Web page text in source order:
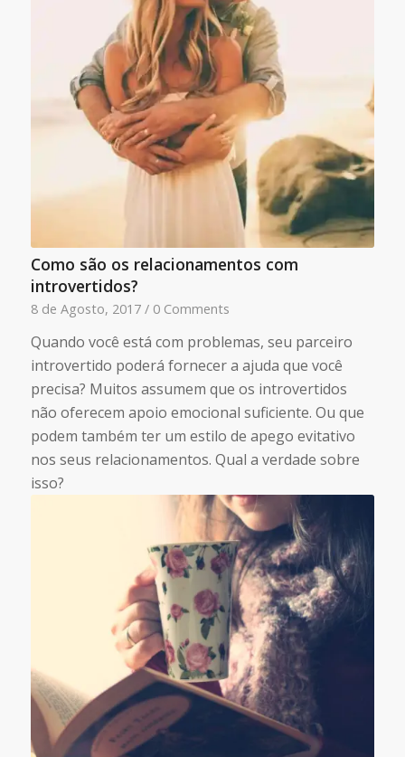
Como são os relacionamentos com
introvertidos?
8 de Agosto, 2017 / 0 Comments
Quando você está com problemas, seu parceiro
introvertido poderá fornecer a ajuda que você
precisa? Muitos assumem que os introvertidos
não oferecem apoio emocional suficiente. Ou que
podem também ter um estilo de apego evitativo
nos seus relacionamentos. Qual a verdade sobre
isso?